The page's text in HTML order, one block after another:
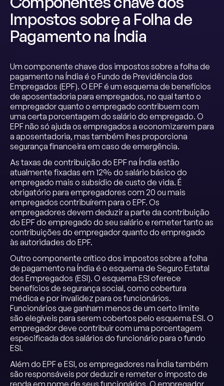
Impostos sobre a Folha de
Pagamento na Índia
Um componente chave dos impostos sobre a folha de
pagamento na Índia é o Fundo de Previdência dos
Empregados (EPF). O EPF é um esquema de benefícios
de aposentadoria para empregados, no qual tanto o
empregador quanto o empregado contribuem com
uma certa porcentagem do salário do empregado. O
EPF não só ajuda os empregados a economizarem para
a aposentadoria, mas também lhes proporciona
segurança financeira em caso de emergência.
As taxas de contribuição do EPF na Índia estão
atualmente fixadas em 12% do salário básico do
empregado mais o subsídio de custo de vida. É
obrigatório para empregadores com 20 ou mais
empregados contribuírem para o EPF. Os
empregadores devem deduzir a parte da contribuição
do EPF do empregado do seu salário e remeter tanto as
contribuições do empregador quanto do empregado
às autoridades do EPF.
Outro componente crítico dos impostos sobre a folha
de pagamento na Índia é o esquema de Seguro Estatal
dos Empregados (ESI). O esquema ESI oferece
benefícios de segurança social, como cobertura
médica e por invalidez para os funcionários.
Funcionários que ganham menos de um certo limite
são elegíveis para serem cobertos pelo esquema ESI. O
empregador deve contribuir com uma porcentagem
especificada dos salários do funcionário para o fundo
ESI.
Além do EPF e ESI, os empregadores na Índia também
são responsáveis por deduzir e remeter o imposto de
renda em nome de seus funcionários. O empregador